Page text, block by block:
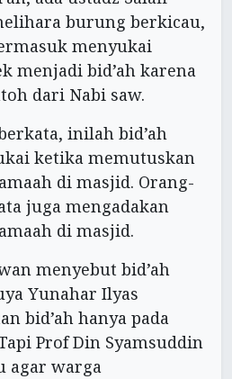
burung berkicau,
menyukai
menjadi bid’ah karena
dari Nabi saw.
inilah bid’ah
ketika memutuskan
di masjid. Orang-
juga mengadakan
di masjid.
menyebut bid’ah
Yunahar Ilyas
bid’ah hanya pada
Prof Din Syamsuddin
agar warga